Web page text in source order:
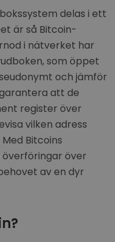
delas i ett
är så Bitcoin-
i nätverket har
som öppet
och jämför
att de
register över
vilken adress
Bitcoins
över
av en dyr